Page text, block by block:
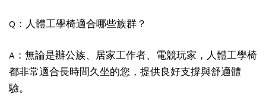
Q：人體工學椅適合哪些族群？
A：無論是辦公族、居家工作者、電競玩家，人體工學椅
都非常適合長時間久坐的您，提供良好支撐與舒適體
驗。